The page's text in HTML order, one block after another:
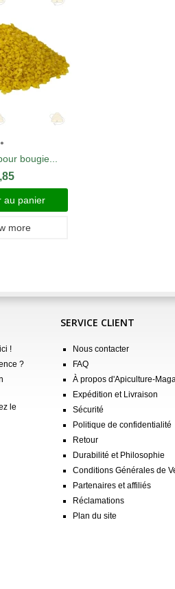
bougie...
au panier
more
!
?
le
SERVICE CLIENT
Nous contacter
FAQ
À propos d'Apiculture-
Expédition et Livraison
Sécurité
Politique de confidentialité
Retour
Durabilité et Philosophie
Conditions Générales de
Partenaires et affiliés
Réclamations
Plan du site